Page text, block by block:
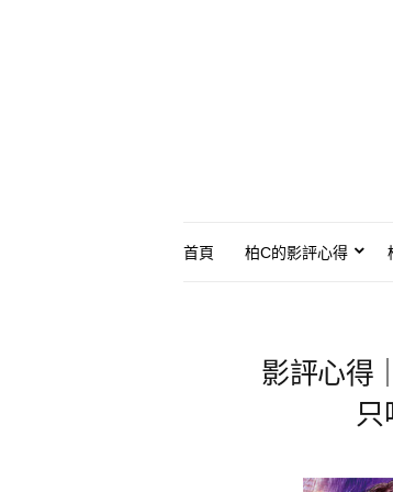
首頁 柏C的影評心得
影評心得
只